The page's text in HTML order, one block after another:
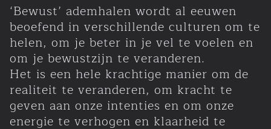
Team
Therapieën
Nieuws
‘Bewust’ ademhalen wordt al eeuwen
beoefend in verschillende culturen om te
helen, om je beter in je vel te voelen en
om je bewustzijn te veranderen.
Het is een hele krachtige manier om de
realiteit te veranderen, om kracht te
geven aan onze intenties en om onze
energie te verhogen en klaarheid te